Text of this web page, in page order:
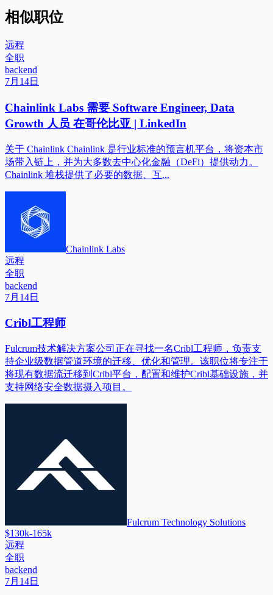
相似职位
远程
全职
backend
7月14日
Chainlink Labs 需要 Software Engineer, Data
Growth 人员 在哥伦比亚 | LinkedIn
关于 Chainlink Chainlink 是行业标准的预言机平台，将资本市
场带入链上，并为大多数去中心化金融（DeFi）提供动力。
Chainlink 堆栈提供了必要的数据、互...
Chainlink Labs
远程
全职
backend
7月14日
Cribl工程师
Fulcrum技术解决方案公司正在寻找一名Cribl工程师，负责支
持企业级数据管道环境的迁移、优化和管理。该职位将专注于
将现有数据流迁移到Cribl平台，配置和维护Cribl基础设施，并
支持网络安全数据摄入项目。
Fulcrum Technology Solutions
$130k-165k
远程
全职
backend
7月14日